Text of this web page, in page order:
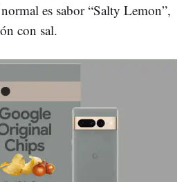
es sabor “Salty Lemon”,
con sal.